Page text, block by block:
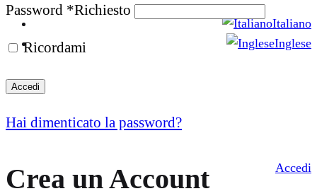
Italiano
Inglese
Accedi
Password *Richiesto
Ricordami
Accedi
Hai dimenticato la password?
Crea un Account